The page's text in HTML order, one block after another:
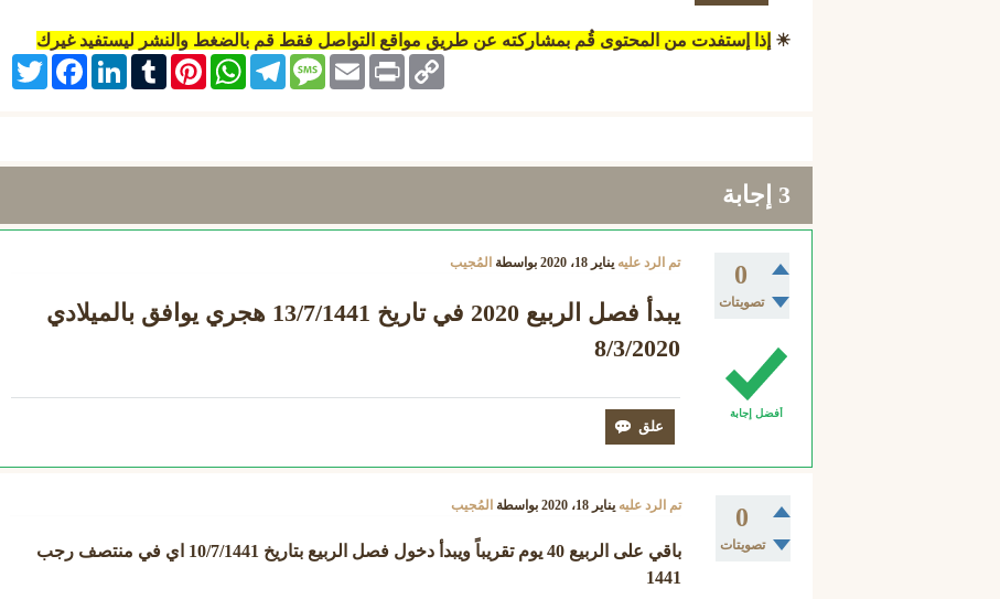
☀ إذا إستفدت من المحتوى قُم بمشاركته عن طريق مواقع التواصل فقط قم بالضغط والنشر ليستفيد غيرك
Twitter
FacebookLinkedInTumblrPinterest
WhatsAppTelegramMessageEmail PrintCopy
Link
3 إجابة
0
تصويتات
تم الرد عليه يناير 18، 2020 بواسطة المُجيب
أفضل إجابة
يبدأ فصل الربيع 2020 في تاريخ 13/7/1441 هجري يوافق بالميلادي
8/3/2020
0
تصويتات
تم الرد عليه يناير 18، 2020 بواسطة المُجيب
باقي على الربيع 40 يوم تقريباً ويبدأدخول فصل الربيع
بتاريخ 10/7/1441 اي في منتصف رجب
1441